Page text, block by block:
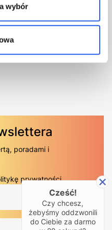
wybór
Przyjazna Oczom
BOOK
poradami i
prywatności..
Cześć!
Czy chcesz,
żebyśmy oddzwonili
do Ciebie za darmo